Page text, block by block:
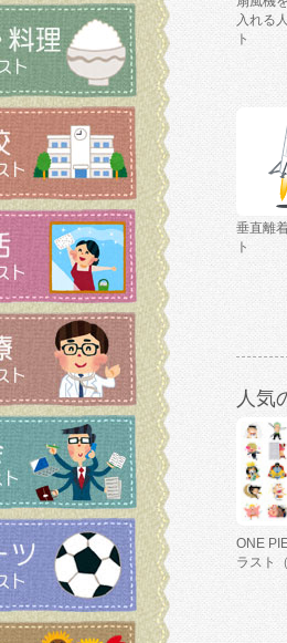
入れる
ト
垂直離
ト
人気
ONE
ラスト